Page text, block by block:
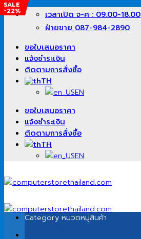
ข้าม
เนื้อหา
เวลาเปิด จ-ศ : 09.00-18.00
ฝ่ายขาย 087-984-2890
ขอใบเสนอราคา
แจ้งชำระเงิน
ติดตามการสั่งซื้อ
TH
EN
ขอใบเสนอราคา
แจ้งชำระเงิน
ติดตามการสั่งซื้อ
TH
EN
Category หมวดหมู่สินค้า
SALE
-22%
SALE
-13%
SALE
-11%
SALE
-26%